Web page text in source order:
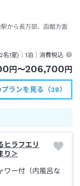
から長万部、函館方面
2名1室)｜1泊 ｜消費税込
円〜206,700円
ランを見る（38）
ヒラフエリ
り＞
ワー付（内風呂な